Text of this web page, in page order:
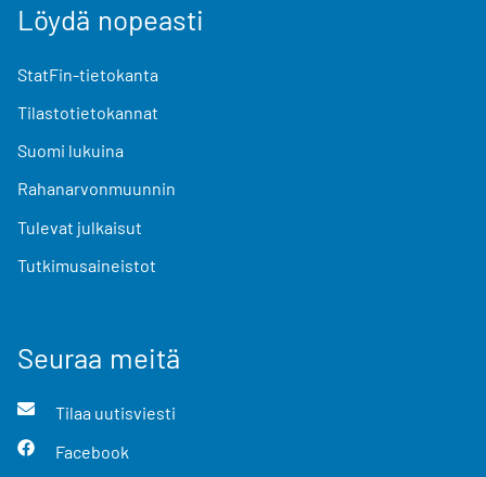
Löydä nopeasti
StatFin-tietokanta
Tilastotietokannat
Suomi lukuina
Rahanarvonmuunnin
Tulevat julkaisut
Tutkimusaineistot
Seuraa meitä
Tilaa uutisviesti
Facebook